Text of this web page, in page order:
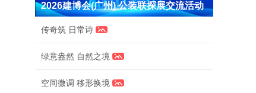
2026建博会(广州) 公装联探展交流活动
传奇筑 日常诗
绿意盎然 自然之境
空间微调 移形换境